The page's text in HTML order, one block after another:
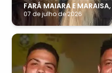
FARÁ MAIARA E
07 de julho de 2026